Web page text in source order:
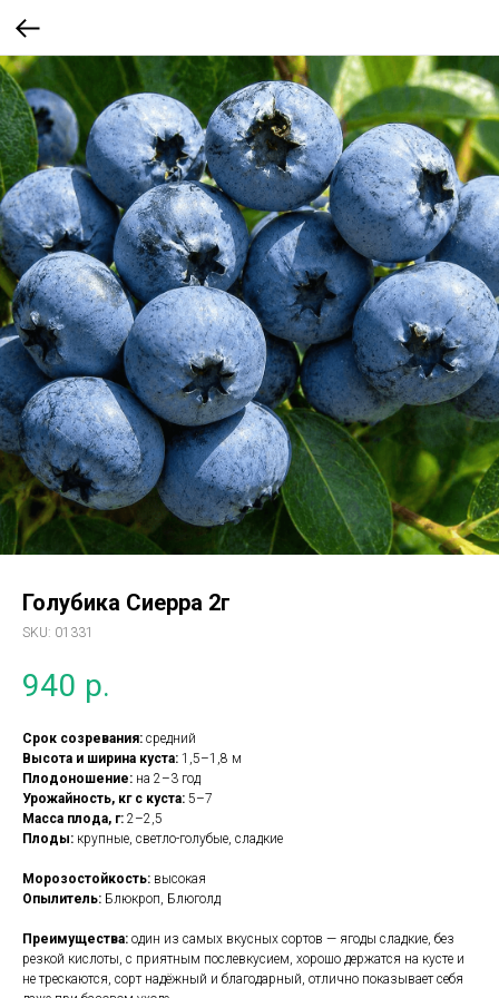
Голубика Сиерра 2г
SKU: 01331
940 р.
Срок созревания: средний
Высота и ширина куста: 1,5–1,8 м
Плодоношение: на 2–3 год
Урожайность, кг с куста: 5–7
Масса плода, г: 2–2,5
Плоды: крупные, светло-голубые, сладкие
Морозостойкость: высокая
Опылитель: Блюкроп, Блюголд
Преимущества: один из самых вкусных сортов — ягоды сладкие, без
резкой кислоты, с приятным послевкусием, хорошо держатся на кусте и
не трескаются, сорт надёжный и благодарный, отлично показывает себя